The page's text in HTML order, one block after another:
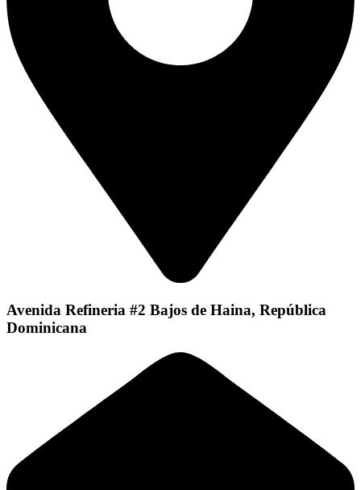
Avenida Refineria #2 Bajos de Haina, República
Dominicana